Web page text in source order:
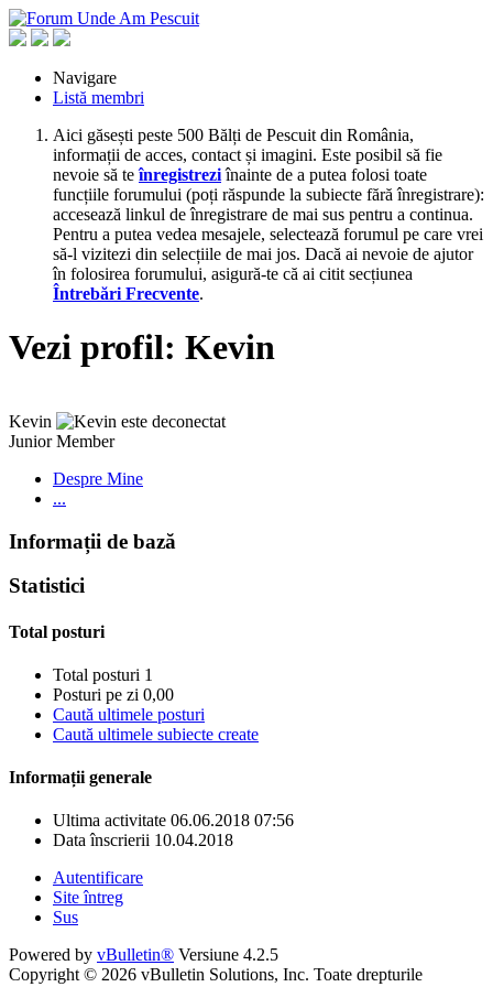
Navigare
Listă membri
Aici găsești peste 500 Bălți de Pescuit din România,
informații de acces, contact și imagini. Este posibil să fie
nevoie să teînregistreziînainte de a putea folosi toate
funcțiile forumului (poți răspunde la subiecte fără înregistrare):
accesează linkul de înregistrare de mai sus pentru a continua.
Pentru a putea vedea mesajele, selectează forumul pe care vrei
să-l vizitezi din selecțiile de mai jos. Dacă ai nevoie de ajutor
în folosirea forumului, asigură-te că ai citit secțiunea
Întrebări Frecvente.
Vezi profil: Kevin
Kevin
Junior Member
Despre Mine
...
Informații de bază
Statistici
Total posturi
Total posturi 1
Posturi pe zi 0,00
Caută ultimele posturi
Caută ultimele subiecte create
Informații generale
Ultima activitate 06.06.2018 07:56
Data înscrierii 10.04.2018
Autentificare
Site întreg
Sus
Powered by vBulletin® Versiune 4.2.5
Copyright © 2026 vBulletin Solutions, Inc. Toate drepturile